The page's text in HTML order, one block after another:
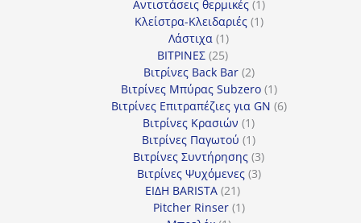
προϊόντα
Αντιστάσεις θερμικές 11
προϊόν
Κλείστρα-Κλειδαριές 11
Λάστιχα 11
προϊόν
ΒΙΤΡΙΝΕΣ 2525
προϊόντα
Βιτρίνες Back Bar 22
προϊόντα
Βιτρίνες Mπύρας Subzero 11
προϊόν
Βιτρίνες Επιτραπέζιες για GN 66
Βιτρίνες Κρασιών 11
προϊόν
Βιτρίνες Παγωτού 11
προϊόν
Βιτρίνες Συντήρησης 33
προϊόντα
Βιτρίνες Ψυχόμενες 33
ΕΙΔΗ BARISTA 2121
προϊόντα
Pitcher Rinser 11